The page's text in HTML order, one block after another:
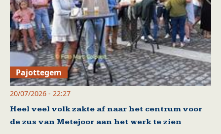
Pajottegem
20/07/2026 - 22:27
Heel veel volk zakte af naar het centrum voor
de zus van Metejoor aan het werk te zien